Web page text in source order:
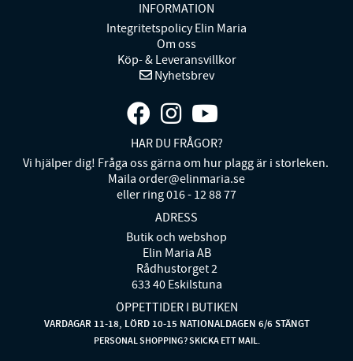
INFORMATION
Integritetspolicy Elin Maria
Om oss
Köp- & Leveransvillkor
Nyhetsbrev
HAR DU FRÅGOR?
Vi hjälper dig! Fråga oss gärna om hur plagg är i storleken.
Maila order@elinmaria.se
eller ring 016 - 12 88 77
ADRESS
Butik och webshop
Elin Maria AB
Rådhustorget 2
633 40 Eskilstuna
ÖPPETTIDER I BUTIKEN
VARDAGAR 11-18, LÖRD 10-15 NATIONALDAGEN 6/6 STÄNGT
PERSONAL SHOPPING? SKICKA ETT MAIL.